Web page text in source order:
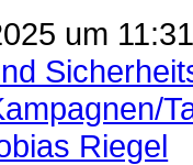
um
Riegel